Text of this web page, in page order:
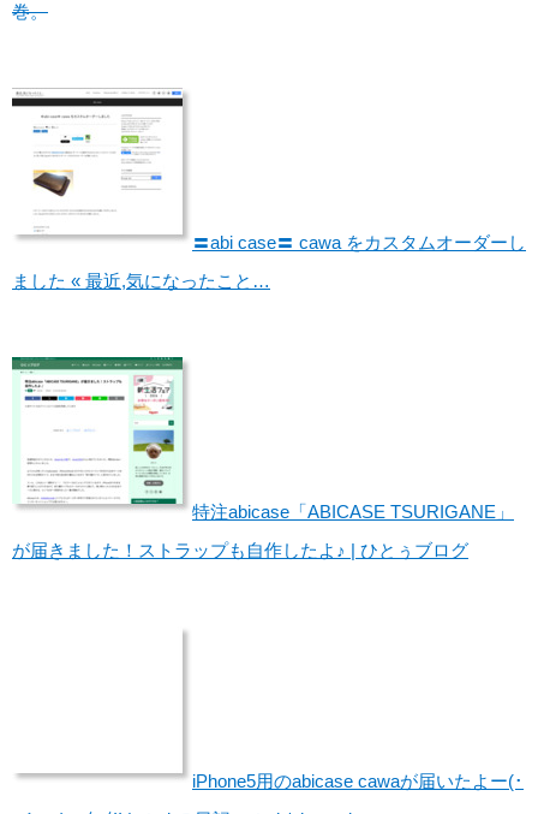
巻。
〓abi case〓 cawa をカスタムオーダーし
ました « 最近,気になったこと…
特注abicase「ABICASE TSURIGANE」
が届きました！ストラップも自作したよ♪ | ひとぅブログ
iPhone5用のabicase cawaが届いたよー(･